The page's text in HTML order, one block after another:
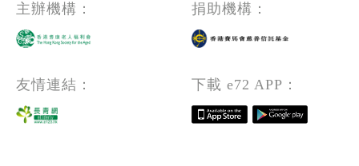
主辦機構： 捐助機構：
友情連結： 下載 e72 APP：